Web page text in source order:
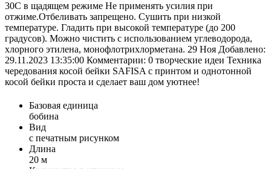
30С в щадящем режиме Не применять усилия при
отжиме.Отбеливать запрещено. Сушить при низкой
температуре. Гладить при высокой температуре (до 200
градусов). Можно чистить с использованием углеводорода,
хлорного этилена, монофлотрихлорметана. 29 Ноя Добавлено:
29.11.2023 13:35:00 Комментарии: 0 творческие идеи Техника
чередования косой бейки SAFISA с принтом и однотонной
косой бейки проста и сделает ваш дом уютнее!
Базовая единица
бобина
Вид
с печатным рисунком
Длина
20 м